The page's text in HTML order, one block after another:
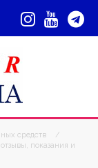
средств
/
показания и